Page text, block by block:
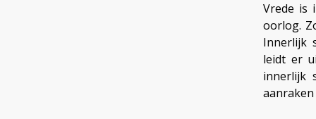
Vrede is
oorlog.
Innerlijk
leidt er
innerlijk